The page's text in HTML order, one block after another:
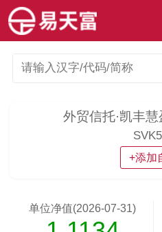
外贸信托·凯丰
+添加
单位净值(2026-07-31)